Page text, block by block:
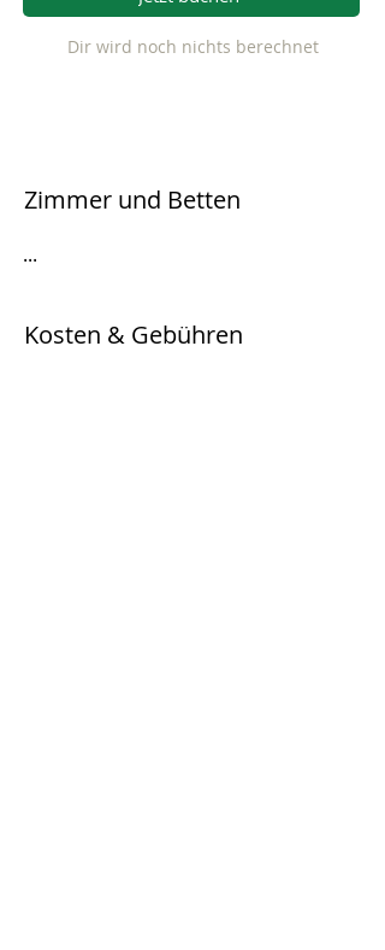
Dir wird noch nichts berechnet
Zimmer und Betten
...
Kosten & Gebühren